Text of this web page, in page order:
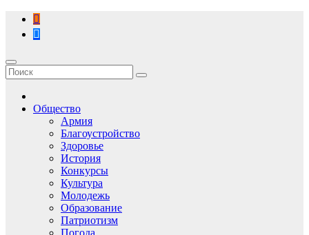
Перейти
содержимому
Общество
Армия
Благоустройство
Здоровье
История
Конкурсы
Культура
Молодежь
Образование
Патриотизм
Погода